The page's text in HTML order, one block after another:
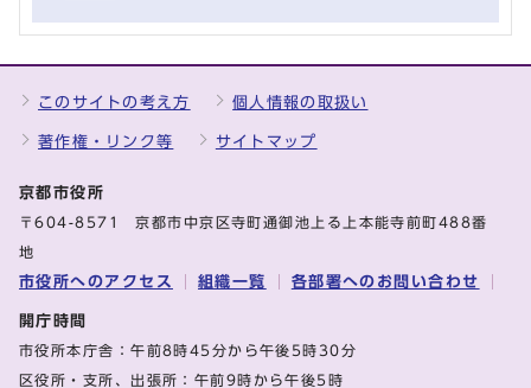
このサイトの考え方 個人情報の取扱い
著作権・リンク等 サイトマップ
京都市役所
〒604-8571 京都市中京区寺町通御池上る上本能寺前町488番
地
市役所へのアクセス 組織一覧 各部署へのお問い合わせ
開庁時間
市役所本庁舎：午前8時45分から午後5時30分
区役所・支所、出張所：午前9時から午後5時